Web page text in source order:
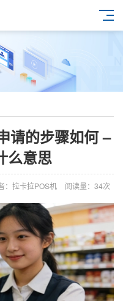
请的步骤如何 –
么意思
：拉卡拉POS机 阅读量：34次